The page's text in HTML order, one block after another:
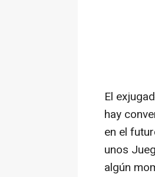
El
hay
en el
unos
algún